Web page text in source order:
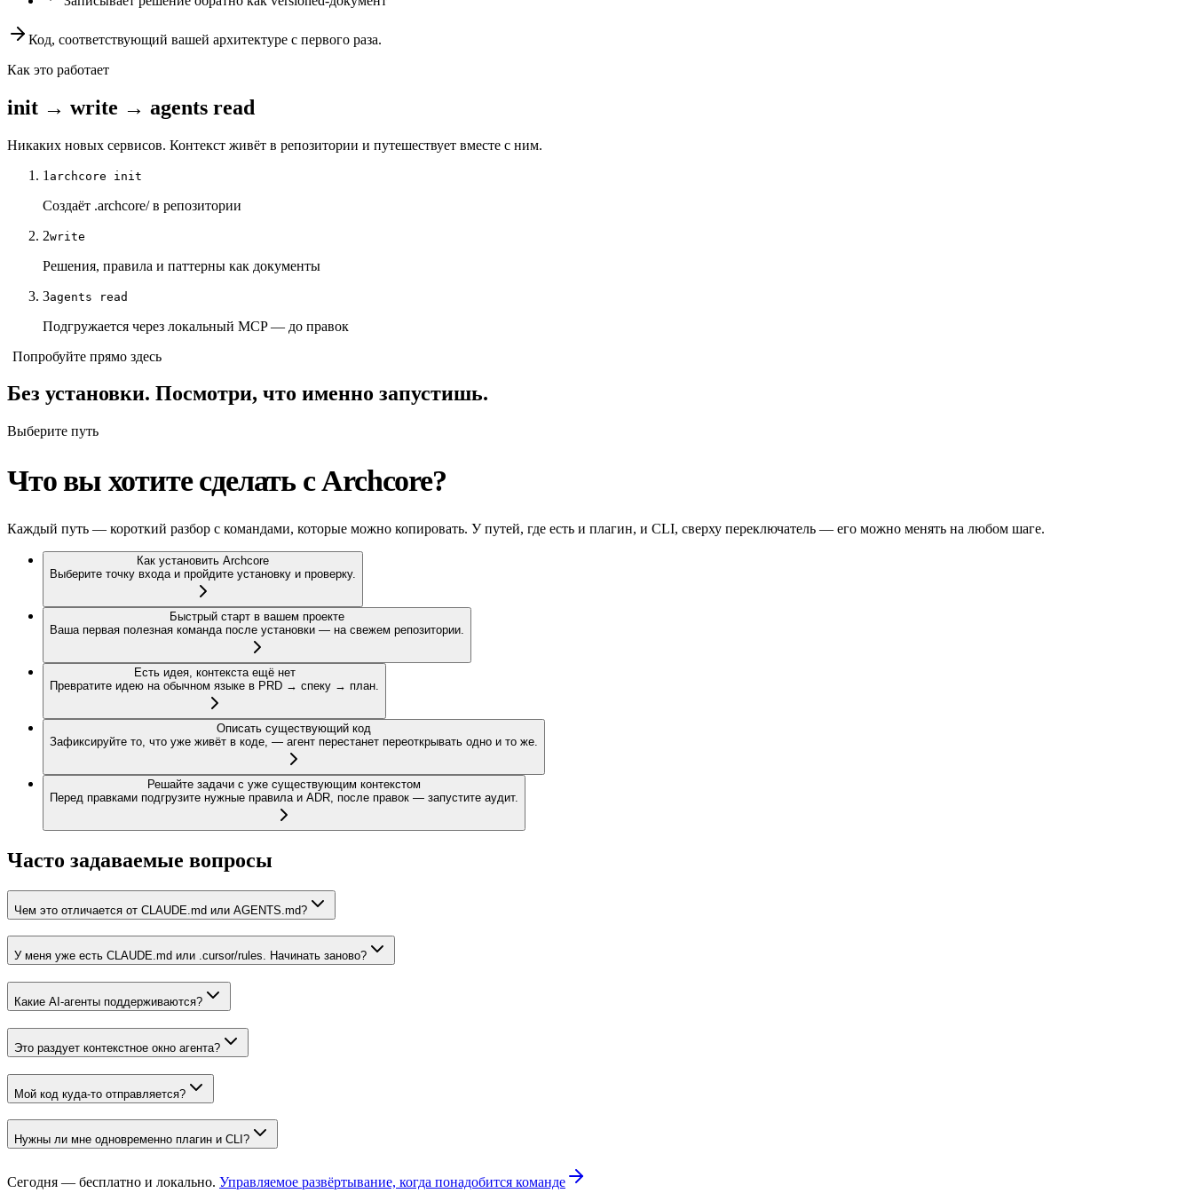
Код, соответствующий вашей архитектуре с первого раза.
Как это работает
init → write → agents read
Никаких новых сервисов. Контекст живёт в репозитории и путешествует вместе с ним.
1 archcore init
Создаёт .archcore/ в репозитории
2write
Решения, правила и паттерны как документы
3agents read
Подгружается через локальный MCP — до правок
Попробуйте прямо здесь
Без установки. Посмотри, что именно запустишь.
Выберите путь
Что вы хотите сделать с Archcore?
Каждый путь — короткий разбор с командами, которые можно копировать. У путей, где есть и плагин, и CLI, сверху переключатель — его можно менять на любом шаге.
Как установить Archcore
Выберите точку входа и пройдите установку и проверку.
Быстрый старт в вашем проекте
Ваша первая полезная команда после установки — на свежем репозитории.
Есть идея, контекста ещё нет
Превратите идею на обычном языке в PRD → спеку → план.
Описать существующий код
Зафиксируйте то, что уже живёт в коде, — агент перестанет переоткрывать одно и то же.
Решайте задачи с уже существующим контекстом
Перед правками подгрузите нужные правила и ADR, после правок — запустите аудит.
Часто задаваемые вопросы
Чем это отличается от CLAUDE.md или AGENTS.md?
У меня уже есть CLAUDE.md или .cursor/rules. Начинать заново?
Какие AI-агенты поддерживаются?
Это раздует контекстное окно агента?
Мой код куда-то отправляется?
Нужны ли мне одновременно плагин и CLI?
Сегодня — бесплатно и локально. Управляемое развёртывание, когда понадобится команде